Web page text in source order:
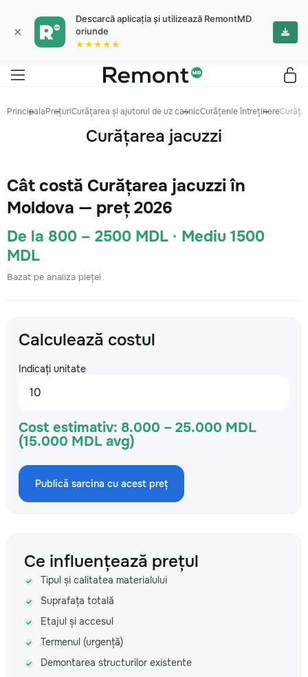
×
Descarcă aplicația și utilizează RemontMD
oriunde
★★★★★
PrincipalaPrețuriCurățarea și ajutorul de uz casnicCurățenie întreținere
Curățarea jacuzzi
Cât costă Curățarea jacuzzi în
Moldova — preț 2026
De la 800 – 2500 MDL · Mediu 1500
MDL
Bazat pe analiza pieței
Calculează costul
Indicați unitate
Cost estimativ: 8.000 – 25.000 MDL
(15.000 MDL avg)
Publică sarcina cu acest preț
Ce influențează prețul
Tipul și calitatea materialului
Suprafața totală
Etajul și accesul
Termenul (urgență)
Demontarea structurilor existente